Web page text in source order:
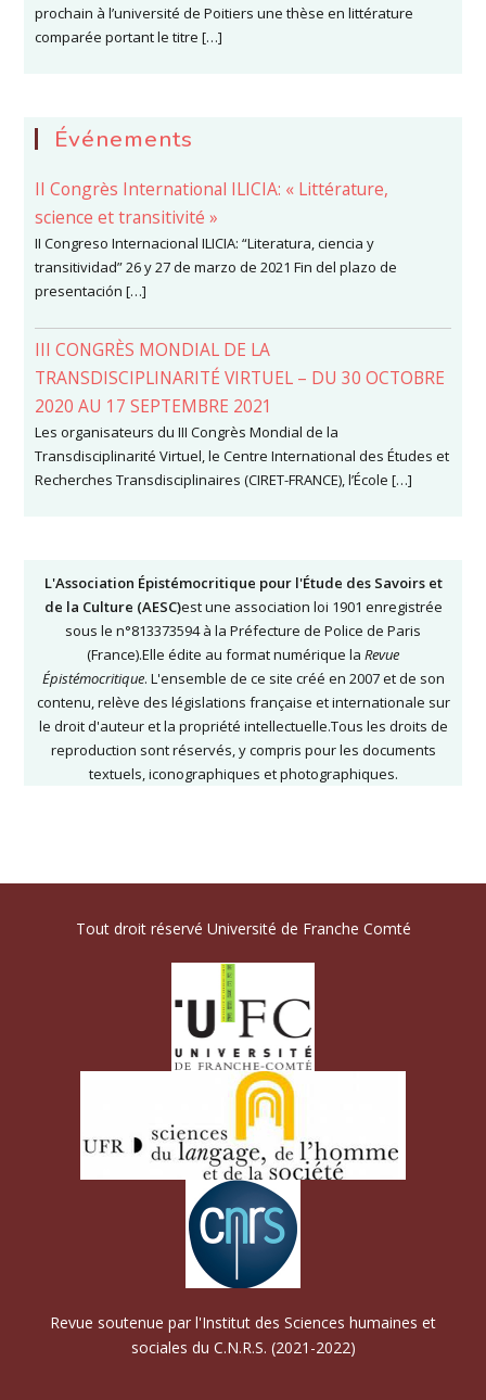
prochain à l’université de Poitiers une thèse en littérature
comparée portant le titre […]
Événements
II Congrès International ILICIA: « Littérature,
science et transitivité »
II Congreso Internacional ILICIA: “Literatura, ciencia y
transitividad” 26 y 27 de marzo de 2021 Fin del plazo de
presentación […]
III CONGRÈS MONDIAL DE LA
TRANSDISCIPLINARITÉ VIRTUEL – DU 30 OCTOBRE
2020 AU 17 SEPTEMBRE 2021
Les organisateurs du III Congrès Mondial de la
Transdisciplinarité Virtuel, le Centre International des Études et
Recherches Transdisciplinaires (CIRET-FRANCE), l’École […]
L'Association Épistémocritique pour l'Étude des Savoirs et
de la Culture (AESC)est une association loi 1901 enregistrée
sous le n°813373594 à la Préfecture de Police de Paris
(France).Elle édite au format numérique la Revue
Épistémocritique. L'ensemble de ce site créé en 2007 et de son
contenu, relève des législations française et internationale sur
le droit d'auteur et la propriété intellectuelle.Tous les droits de
reproduction sont réservés, y compris pour les documents
textuels, iconographiques et photographiques.
Tout droit réservé Université de Franche Comté
Revue soutenue par l'Institut des Sciences humaines et
sociales du C.N.R.S. (2021-2022)